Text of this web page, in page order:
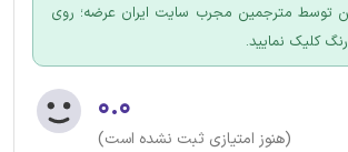
توسط مترجمین مجرب سایت ایران عرضه؛ روی
کلیک نمایید.
۰.۰
(هنوز امتیازی ثبت نشده است)